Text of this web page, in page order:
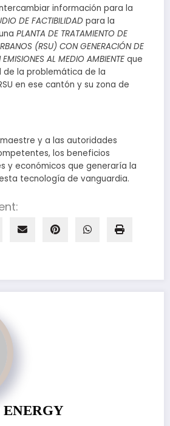
información para la
DE FACTIBILIDAD para la
PLANTA DE TRATAMIENTO DE
(RSU) CON GENERACIÓN DE
EMISIONES AL MEDIO AMBIENTE que
de la problemática de la
en ese cantón y su zona de
y a las autoridades
los beneficios
y económicos que generaría la
tecnología de vanguardia.